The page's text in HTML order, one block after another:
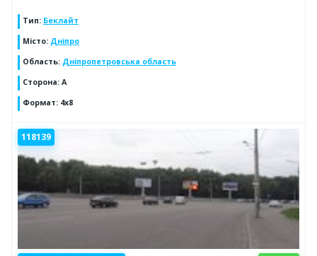
Тип: Беклайт
Місто: Дніпро
Область: Дніпропетровська область
Сторона: A
Формат: 4х8
118139